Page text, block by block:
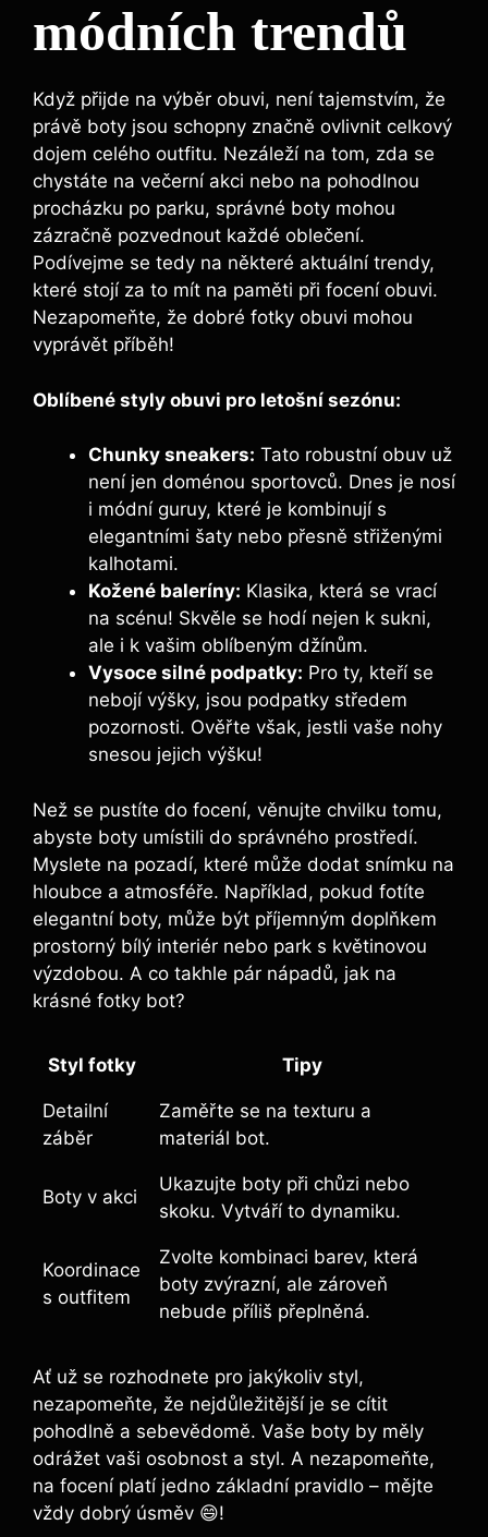
módních trendů
Když přijde na výběr obuvi, není tajemstvím, že
právě boty jsou schopny značně ovlivnit celkový
dojem celého outfitu. Nezáleží na tom, zda se
chystáte na večerní akci nebo na pohodlnou
procházku po parku, správné boty mohou
zázračně pozvednout každé oblečení.
Podívejme se tedy na některé aktuální trendy,
které stojí za to mít na paměti při focení obuvi.
Nezapomeňte, že dobré fotky obuvi mohou
vyprávět příběh!
Oblíbené styly obuvi pro letošní sezónu:
Chunky sneakers: Tato robustní obuv už
není jen doménou sportovců. Dnes je nosí
i módní guruy, které je kombinují s
elegantními šaty nebo přesně střiženými
kalhotami.
Kožené baleríny: Klasika, která se vrací
na scénu! Skvěle se hodí nejen k sukni,
ale i k vašim oblíbeným džínům.
Vysoce silné podpatky: Pro ty, kteří se
nebojí výšky, jsou podpatky středem
pozornosti. Ověřte však, jestli vaše nohy
snesou jejich výšku!
Než se pustíte do focení, věnujte chvilku tomu,
abyste boty umístili do správného prostředí.
Myslete na pozadí, které může dodat snímku na
hloubce a atmosféře. Například, pokud fotíte
elegantní boty, může být příjemným doplňkem
prostorný bílý interiér nebo park s květinovou
výzdobou. A co takhle pár nápadů, jak na
krásné fotky bot?
Styl fotky Tipy
Detailní
záběr
Zaměřte se na texturu a
materiál bot.
Boty v akci
Ukazujte boty při chůzi nebo
skoku. Vytváří to dynamiku.
Koordinace
s outfitem
Zvolte kombinaci barev, která
boty zvýrazní, ale zároveň
nebude příliš přeplněná.
Ať už se rozhodnete pro jakýkoliv styl,
nezapomeňte, že nejdůležitější je se cítit
pohodlně a sebevědomě. Vaše boty by měly
odrážet vaši osobnost a styl. A nezapomeňte,
na focení platí jedno základní pravidlo – mějte
vždy dobrý úsměv 😄!